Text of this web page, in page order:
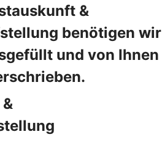
&
benötigen wir
und von Ihnen